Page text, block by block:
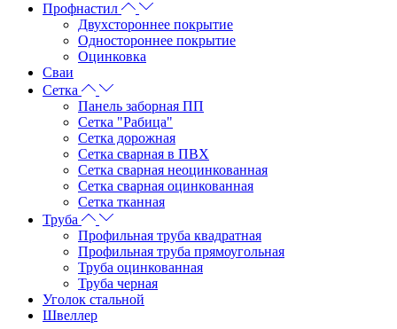
Профнастил
Двухстороннее покрытие
Одностороннее покрытие
Оцинковка
Сваи
Сетка
Панель заборная ПП
Сетка "Рабица"
Сетка дорожная
Сетка сварная в ПВХ
Сетка сварная неоцинкованная
Сетка сварная оцинкованная
Сетка тканная
Труба
Профильная труба квадратная
Профильная труба прямоугольная
Труба оцинкованная
Труба черная
Уголок стальной
Швеллер